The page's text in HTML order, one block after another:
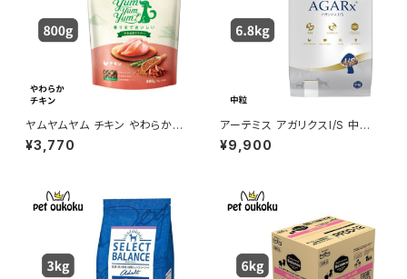
ヤムヤムヤム チキン やわらかド
ライタイプ 800g yum yum yu
m ! 4571245859341
¥3,770
アーテミス アガリクスI/S 中粒
6.8kg
¥9,900